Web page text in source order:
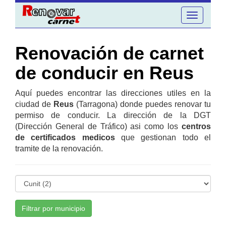
Toggle
navigation
Renovación de carnet
de conducir en Reus
Aquí puedes encontrar las direcciones utiles en la
ciudad de Reus (Tarragona) donde puedes renovar tu
permiso de conducir. La dirección de la DGT
(Dirección General de Tráfico) asi como los centros
de certificados medicosque gestionan todo el
tramite de la renovación.
Filtrar por municipio